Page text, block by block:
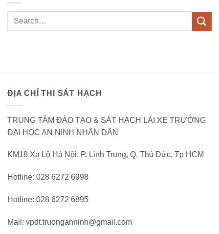
ĐỊA CHỈ THI SÁT HẠCH
TRUNG TÂM ĐÀO TẠO & SÁT HẠCH LÁI XE TRƯỜNG
ĐẠI HỌC AN NINH NHÂN DÂN
KM18 Xa Lộ Hà Nội, P. Linh Trung, Q. Thủ Đức, Tp HCM
Hotline: 028 6272 6998
Hotline: 028 6272 6895
Mail: vpdt.truonganninh@gmail.com